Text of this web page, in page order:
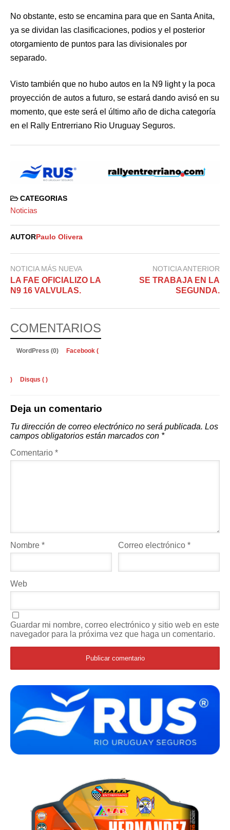
No obstante, esto se encamina para que en Santa Anita,
ya se dividan las clasificaciones, podios y el posterior
otorgamiento de puntos para las divisionales por
separado.
Visto también que no hubo autos en la N9 light y la poca
proyección de autos a futuro, se estará dando avisó en su
momento, que este será el último año de dicha categoría
en el Rally Entrerriano Rio Uruguay Seguros.
CATEGORIAS
Noticias
AUTOR Paulo Olivera
NOTICIA MÁS NUEVA
LA FAE OFICIALIZO LA
N9 16 VALVULAS.
NOTICIA ANTERIOR
SE TRABAJA EN LA
SEGUNDA.
COMENTARIOS
WordPress (0) Facebook (
) Disqus ( )
Deja un comentario
Tu dirección de correo electrónico no será publicada. Los
campos obligatorios están marcados con *
Comentario *
Nombre * Correo electrónico*
Web
Guardar mi nombre, correo electrónico y sitio web en este
navegador para la próxima vez que haga un comentario.